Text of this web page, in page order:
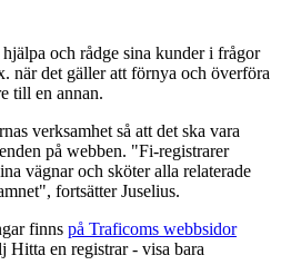
och rådge sina kunder i frågor
när det gäller att förnya och överföra
till en annan.
verksamhet så att det ska vara
på webben. "Fi-registrarer
vägnar och sköter alla relaterade
fortsätter Juselius.
finns på Traficoms webbsidor
Hitta en registrar - visa bara